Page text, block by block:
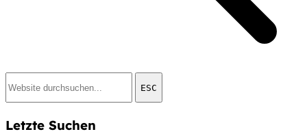
ESC
Letzte Suchen